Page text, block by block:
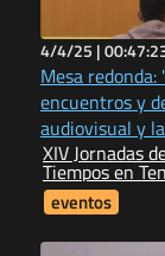
4/4/25 |
Mesa
encuentros y
audiovisual y
XIV Jornadas
Tiempos en
eventos